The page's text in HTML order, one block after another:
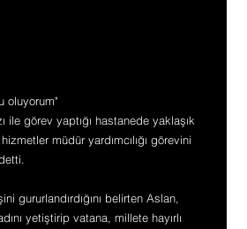
oluyorum"
ile görev yaptığı hastanede yaklaşık
müdür yardımcılığı görevini
gururlandırdığını belirten Aslan,
yetiştirip vatana, millete hayırlı